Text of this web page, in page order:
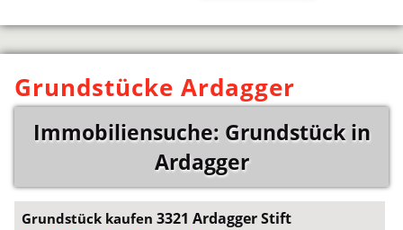
Grundstücke Ardagger
Immobiliensuche: Grundstück in
Ardagger
Grundstück kaufen3321 Ardagger Stift